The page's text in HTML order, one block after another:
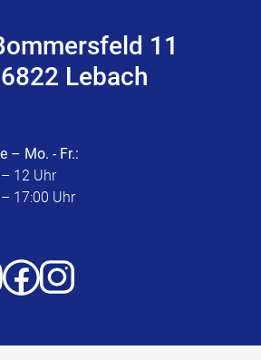
11
Lebach
– Mo. - Fr.:
12 Uhr
17:00 Uhr